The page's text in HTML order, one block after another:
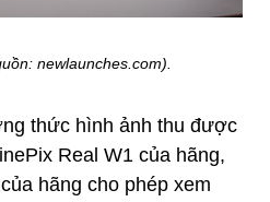
newlaunches.com).
thức hình ảnh thu được
Real W1 của hãng,
hãng cho phép xem